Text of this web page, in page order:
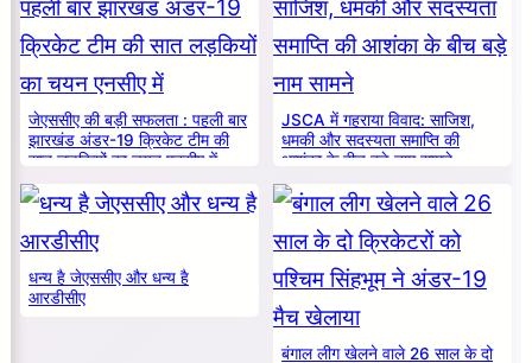
जेएससीए की बड़ी सफलता : पहली बार
झारखंड अंडर-19 क्रिकेट टीम की
सात लड़कियों का चयन एनसीए में
JSCA में गहराया विवाद: साजिश,
धमकी और सदस्यता समाप्ति की
आशंका के बीच बड़े नाम सामने
धन्य है जेएससीए और धन्य है
आरडीसीए
बंगाल लीग खेलने वाले 26 साल के दो